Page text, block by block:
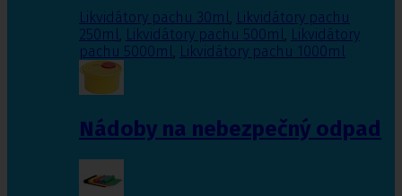
Likvidátory pachu 30ml, Likvidátory pachu
250ml, Likvidátory pachu 500ml, Likvidátory
pachu 5000ml, Likvidátory pachu 1000ml
Nádoby na nebezpečný odpad